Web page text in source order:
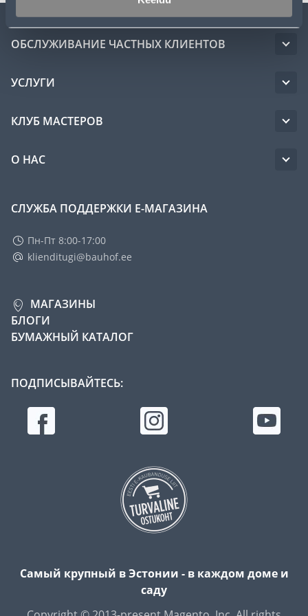
ОБСЛУЖИВАНИЕ ЧАСТНЫХ КЛИЕНТОВ
УСЛУГИ
КЛУБ МАСТЕРОВ
О НАС
СЛУЖБА ПОДДЕРЖКИ Е-МАГАЗИНА
Пн-Пт 8:00-17:00
klienditugi@bauhof.ee
МАГАЗИНЫ
БЛОГИ
БУМАЖНЫЙ КАТАЛОГ
ПОДПИСЫВАЙТЕСЬ:
Самый крупный в Эстонии - в каждом доме и
саду